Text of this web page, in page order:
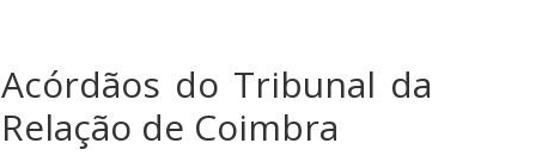
Acórdãos do Tribunal da
Relação de Coimbra